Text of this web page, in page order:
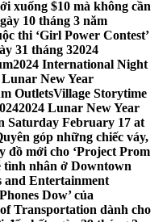
xuống $10 mà không cần
10 tháng 3 năm
thi ‘Girl Power Contest’
31 tháng 32024
2024 International Night
Lunar New Year
OutletsVillage Storytime
2024 Lunar New Year
Saturday February 17 at
góp những chiếc váy,
đồ mới cho ‘Project Prom
tình nhân ở Downtown
and Entertainment
Dow’ của
Transportation dành cho